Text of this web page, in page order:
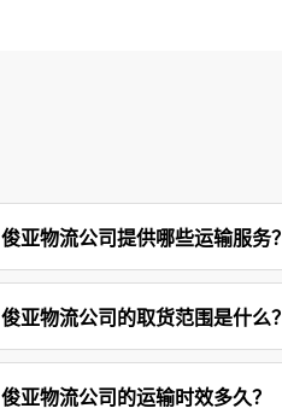
俊亚物流公司提供哪些运输服务？
俊亚物流公司的取货范围是什么？
俊亚物流公司的运输时效多久？